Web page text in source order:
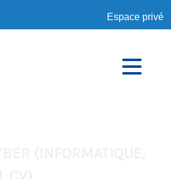
Espace privé